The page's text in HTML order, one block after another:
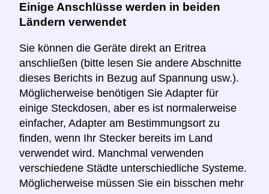
Einige Anschlüsse werden in beiden
Ländern verwendet
Sie können die Geräte direkt an Eritrea
anschließen (bitte lesen Sie andere Abschnitte
dieses Berichts in Bezug auf Spannung usw.).
Möglicherweise benötigen Sie Adapter für
einige Steckdosen, aber es ist normalerweise
einfacher, Adapter am Bestimmungsort zu
finden, wenn Ihr Stecker bereits im Land
verwendet wird. Manchmal verwenden
verschiedene Städte unterschiedliche Systeme.
Möglicherweise müssen Sie ein bisschen mehr